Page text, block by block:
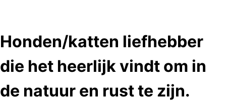
Honden/katten liefhebber
die het heerlijk vindt om in
de natuur en rust te zijn.